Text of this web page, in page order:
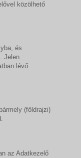
közölhető
és
Jelen
lévő
(földrajzi)
az Adatkezelő